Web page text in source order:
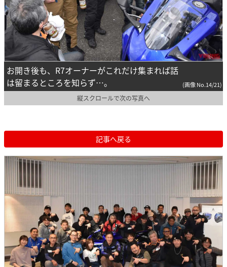
お開き後も、R7オーナーがこれだけ集まれば話
は留まるところを知らず…。
(画像 No.14/21)
縦スクロールで次の写真へ
記事へ戻る